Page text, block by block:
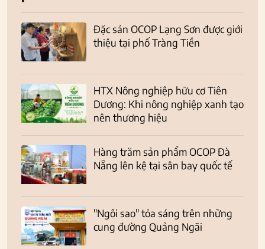
Đặc sản OCOP Lạng Sơn được giới
thiệu tại phố Tràng Tiền
HTX Nông nghiệp hữu cơ Tiên
Dương: Khi nông nghiệp xanh tạo
nên thương hiệu
Hàng trăm sản phẩm OCOP Đà
Nẵng lên kệ tại sân bay quốc tế
"Ngôi sao" tỏa sáng trên những
cung đường Quảng Ngãi